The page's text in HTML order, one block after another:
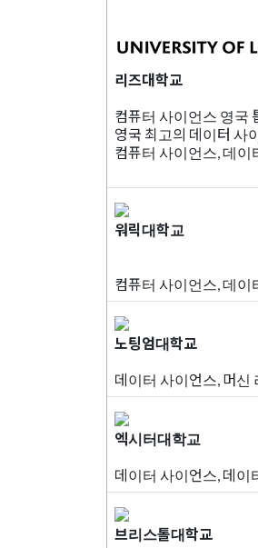
리즈대학교
컴퓨터 사이언스 영국
영국 최고의 데이터 사
컴퓨터 사이언스, 데이
워릭대학교
컴퓨터 사이언스, 데이
노팅엄대학교
데이터 사이언스, 머신
엑시터대학교
데이터 사이언스, 데이
브리스톨대학교